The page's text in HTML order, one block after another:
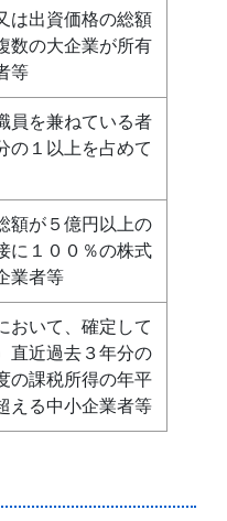
は出資価格の総額
数の大企業が所有
等
員を兼ねている者
の１以上を占めて
額が５億円以上の
に１００％の株式
業者等
おいて、確定して
直近過去３年分の
の課税所得の年平
える中小企業者等